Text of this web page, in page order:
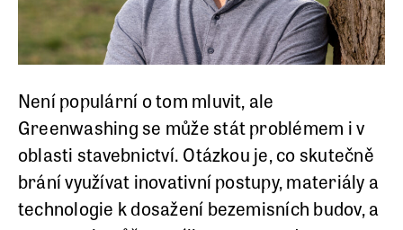
Není populární o tom mluvit, ale
Greenwashing se může stát problémem i v
oblasti stavebnictví. Otázkou je, co skutečně
brání využívat inovativní postupy, materiály a
technologie k dosažení bezemisních budov, a